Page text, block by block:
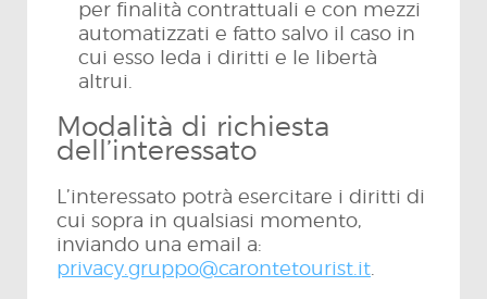
per finalità contrattuali e con mezzi
automatizzati e fatto salvo il caso in
cui esso leda i diritti e le libertà
altrui.
Modalità di richiesta
dell’interessato
L’interessato potrà esercitare i diritti di
cui sopra in qualsiasi momento,
inviando una email a:
privacy.gruppo@carontetourist.it.